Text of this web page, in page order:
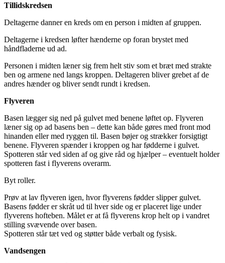
Tillidskredsen
Deltagerne danner en kreds om en person i midten af gruppen.
Deltagerne i kredsen løfter hænderne op foran brystet med
håndfladerne ud ad.
Personen i midten læner sig frem helt stiv som et bræt med strakte
ben og armene ned langs kroppen. Deltageren bliver grebet af de
andres hænder og bliver sendt rundt i kredsen.
Flyveren
Basen lægger sig ned på gulvet med benene løftet op. Flyveren
læner sig op ad basens ben – dette kan både gøres med front mod
hinanden eller med ryggen til. Basen bøjer og strækker forsigtigt
benene. Flyveren spænder i kroppen og har fødderne i gulvet.
Spotteren står ved siden af og give råd og hjælper – eventuelt holder
spotteren fast i flyverens overarm.
Byt roller.
Prøv at lav flyveren igen, hvor flyverens fødder slipper gulvet.
Basens fødder er skråt ud til hver side og er placeret lige under
flyverens hofteben. Målet er at få flyverens krop helt op i vandret
stilling svævende over basen.
Spotteren står tæt ved og støtter både verbalt og fysisk.
Vandsengen